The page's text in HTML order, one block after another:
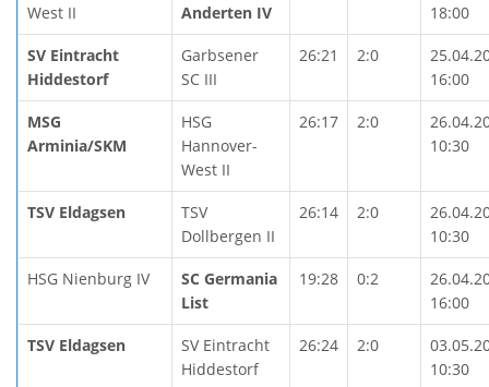
West II
Anderten IV
18:00
SV Eintracht
Hiddestorf
Garbsener
SC III
26:21 2:0
16:00
MSG
Arminia/SKM
HSG
Hannover-
West II
26:17 2:0
10:30
TSV Eldagsen
TSV
Dollbergen II
26:14 2:0
10:30
HSG Nienburg IV
SC Germania
List
19:28 0:2
16:00
TSV Eldagsen
SV Eintracht
Hiddestorf
26:24 2:0
10:30